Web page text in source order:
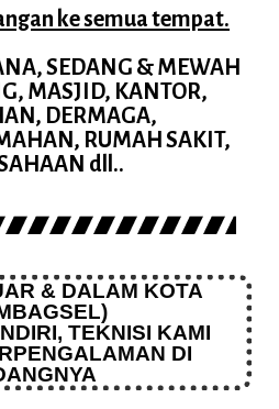
ke semua tempat.
SEDANG & MEWAH
MASJID, KANTOR,
DERMAGA,
RUMAH SAKIT,
dll..
& DALAM KOTA
TEKNISI KAMI
DI